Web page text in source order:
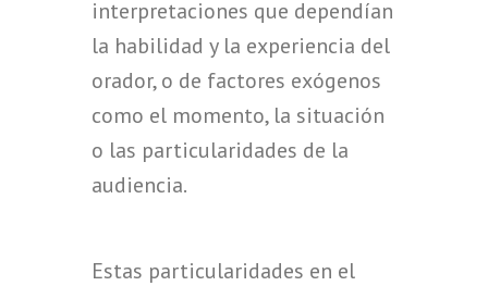
interpretaciones que dependían
la habilidad y la experiencia del
orador, o de factores exógenos
como el momento, la situación
o las particularidades de la
audiencia.
Estas particularidades en el